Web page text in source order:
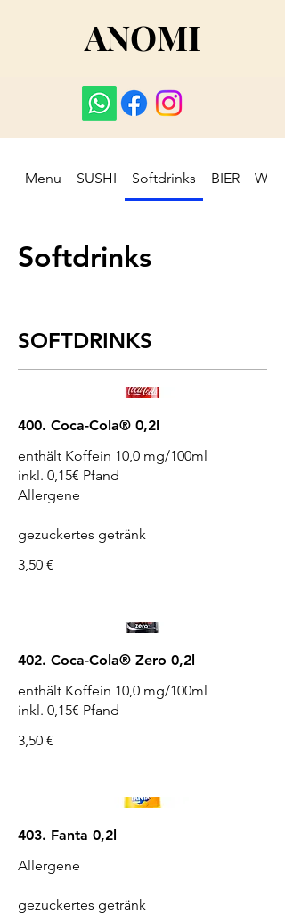
ANOMI
Menu SUSHI Softdrinks BIER WEIN
Softdrinks
SOFTDRINKS
400. Coca-Cola® 0,2l
enthält Koffein 10,0 mg/100ml
inkl. 0,15€ Pfand
Allergene
gezuckertes getränk
3,50 €
402. Coca-Cola® Zero 0,2l
enthält Koffein 10,0 mg/100ml
3,50 €
403. Fanta 0,2l
Allergene
gezuckertes getränk